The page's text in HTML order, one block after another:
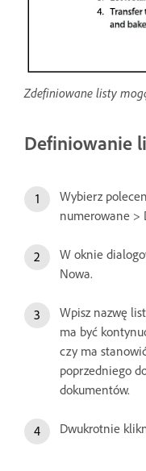
Zdefiniowane listy
Definiowanie
Wybierz
numerowane >
W oknie
Nowa.
Wpisz nazwę
ma być
czy ma
poprzedniego
dokumentów.
Dwukrotnie